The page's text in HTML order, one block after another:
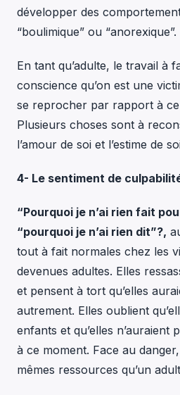
développer des
“boulimique” ou “anorexique”.
En tant qu’adulte, le travail à
conscience qu’on est une
se reprocher par rapport à ce
Plusieurs choses sont à
l’amour de soi et l’estime de
4- Le sentiment de
“Pourquoi je n’ai rien fait
“pourquoi je n’ai rien dit”?,
tout à fait normales chez les
devenues adultes. Elles
et pensent à tort qu’elles
autrement. Elles oublient
enfants et qu’elles n’auraient
à ce moment. Face au
mêmes ressources qu’un